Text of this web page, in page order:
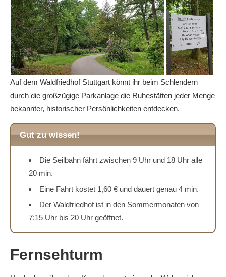
Auf dem Waldfriedhof Stuttgart könnt ihr beim Schlendern
durch die großzügige Parkanlage die Ruhestätten jeder Menge
bekannter, historischer Persönlichkeiten entdecken.
Gut zu wissen!
Die Seilbahn fährt zwischen 9 Uhr und 18 Uhr alle
20 min.
Eine Fahrt kostet 1,60 € und dauert genau 4 min.
Der Waldfriedhof ist in den Sommermonaten von
7:15 Uhr bis 20 Uhr geöffnet.
Fernsehturm